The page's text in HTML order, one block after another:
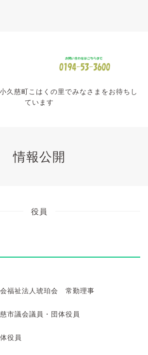
久慈町こはくの里でみなさまをお待ちし
ています
情報公開
役員
福祉法人琥珀会 常勤理事
市議会議員・団体役員
役員